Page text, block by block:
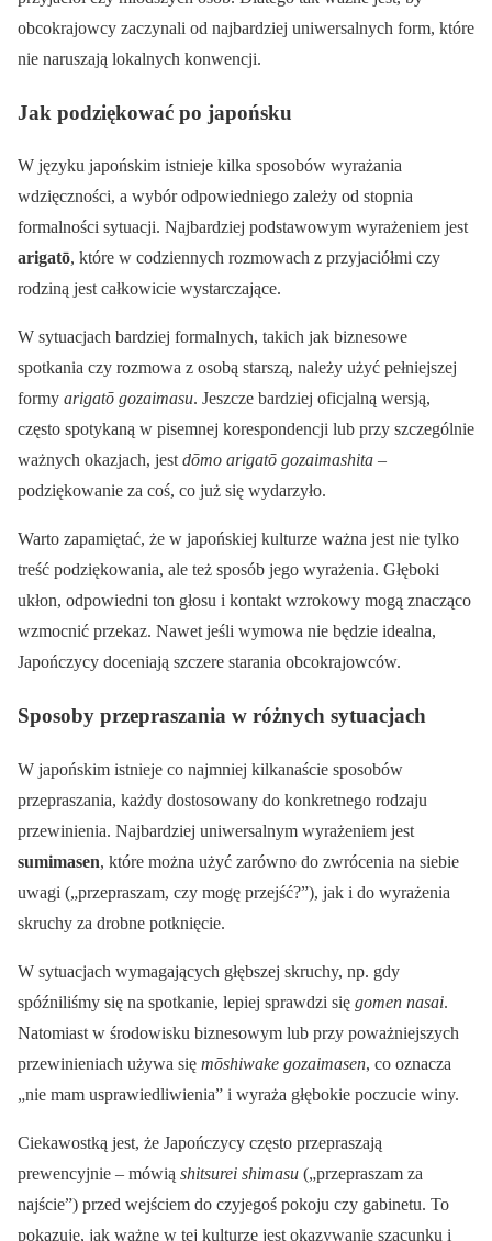
obcokrajowcy zaczynali od najbardziej uniwersalnych form, które
nie naruszają lokalnych konwencji.
Jak podziękować po japońsku
W języku japońskim istnieje kilka sposobów wyrażania
wdzięczności, a wybór odpowiedniego zależy od stopnia
formalności sytuacji. Najbardziej podstawowym wyrażeniem jest
arigatō, które w codziennych rozmowach z przyjaciółmi czy
rodziną jest całkowicie wystarczające.
W sytuacjach bardziej formalnych, takich jak biznesowe
spotkania czy rozmowa z osobą starszą, należy użyć pełniejszej
formy arigatō gozaimasu. Jeszcze bardziej oficjalną wersją,
często spotykaną w pisemnej korespondencji lub przy szczególnie
ważnych okazjach, jest dōmo arigatō gozaimashita –
podziękowanie za coś, co już się wydarzyło.
Warto zapamiętać, że w japońskiej kulturze ważna jest nie tylko
treść podziękowania, ale też sposób jego wyrażenia. Głęboki
ukłon, odpowiedni ton głosu i kontakt wzrokowy mogą znacząco
wzmocnić przekaz. Nawet jeśli wymowa nie będzie idealna,
Japończycy doceniają szczere starania obcokrajowców.
Sposoby przepraszania w różnych sytuacjach
W japońskim istnieje co najmniej kilkanaście sposobów
przepraszania, każdy dostosowany do konkretnego rodzaju
przewinienia. Najbardziej uniwersalnym wyrażeniem jest
sumimasen, które można użyć zarówno do zwrócenia na siebie
uwagi („przepraszam, czy mogę przejść?”), jak i do wyrażenia
skruchy za drobne potknięcie.
W sytuacjach wymagających głębszej skruchy, np. gdy
spóźniliśmy się na spotkanie, lepiej sprawdzi się gomen nasai.
Natomiast w środowisku biznesowym lub przy poważniejszych
przewinieniach używa się mōshiwake gozaimasen, co oznacza
„nie mam usprawiedliwienia” i wyraża głębokie poczucie winy.
Ciekawostką jest, że Japończycy często przepraszają
prewencyjnie – mówią shitsurei shimasu („przepraszam za
najście”) przed wejściem do czyjegoś pokoju czy gabinetu. To
pokazuje, jak ważne w tej kulturze jest okazywanie szacunku i